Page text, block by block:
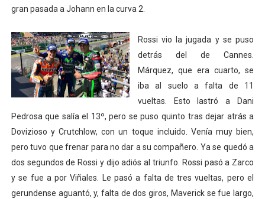
gran pasada a Johann en la curva 2.
Rossi vio la jugada y se puso
detrás del de Cannes.
Márquez, que era cuarto, se
iba al suelo a falta de 11
vueltas. Esto lastró a Dani
Pedrosa que salía el 13º, pero se puso quinto tras dejar atrás a
Dovizioso y Crutchlow, con un toque incluido. Venía muy bien,
pero tuvo que frenar para no dar a su compañero. Ya se quedó a
dos segundos de Rossi y dijo adiós al triunfo. Rossi pasó a Zarco
y se fue a por Viñales. Le pasó a falta de tres vueltas, pero el
gerundense aguantó, y, falta de dos giros, Maverick se fue largo,